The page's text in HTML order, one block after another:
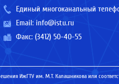
Единый многоканальный
Email: info@istu.ru
Факс: (3412) 50-40-55
ИжГТУ им. М.Т. Калашникова или